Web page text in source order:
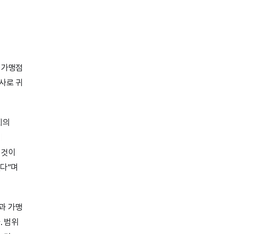
맹점
로 귀
이
”며
가맹
범위